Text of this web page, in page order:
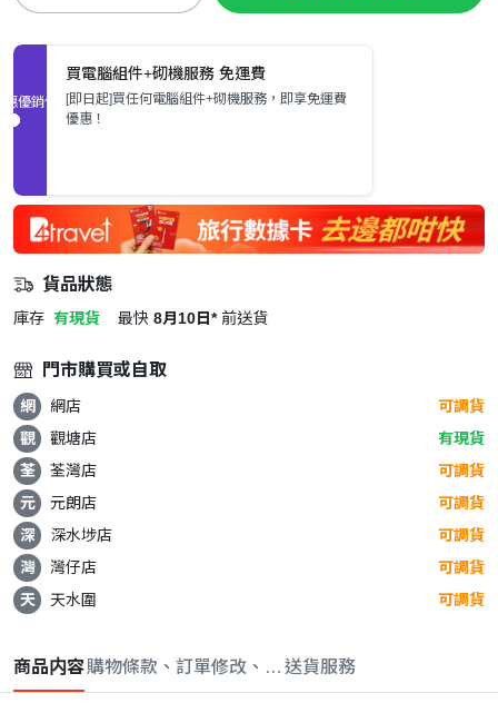
促銷優惠
買電腦組件+砌機服務 免運費
[即日起]買任何電腦組件+砌機服務，即享免運費
優惠！
貨品狀態
庫存 有現貨 最快 8月10日* 前送貨
門市購買或自取
網 網店
可調貨
觀
觀塘店
有現貨
荃
荃灣店
可調貨
元
元朗店
可調貨
深
深水埗店
可調貨
灣
灣仔店
可調貨
天
天水圍 可調貨
商品内容購物條款、訂單修改、取消與退款政策
送貨服務